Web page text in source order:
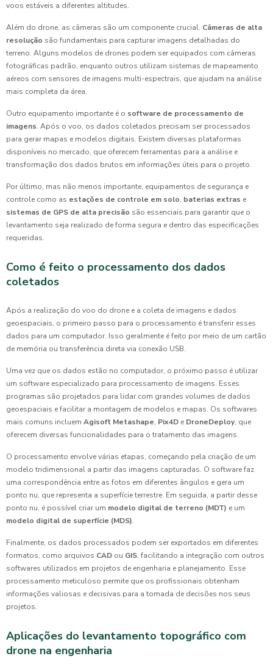
voos estáveis a diferentes altitudes.
Além do drone, as câmeras são um componente crucial. Câmeras de alta
resolução são fundamentais para capturar imagens detalhadas do
terreno. Alguns modelos de drones podem ser equipados com câmeras
fotográficas padrão, enquanto outros utilizam sistemas de mapeamento
aéreos com sensores de imagens multi-espectrais, que ajudam na análise
mais completa da área.
Outro equipamento importante é o software de processamento de
imagens. Após o voo, os dados coletados precisam ser processados
para gerar mapas e modelos digitais. Existem diversas plataformas
disponíveis no mercado, que oferecem ferramentas para a análise e
transformação dos dados brutos em informações úteis para o projeto.
Por último, mas não menos importante, equipamentos de segurança e
controle como as estações de controle em solo, baterias extras e
sistemas de GPS de alta precisão são essenciais para garantir que o
levantamento seja realizado de forma segura e dentro das especificações
requeridas.
Como é feito o processamento dos dados
coletados
Após a realização do voo do drone e a coleta de imagens e dados
geoespaciais, o primeiro passo para o processamento é transferir esses
dados para um computador. Isso geralmente é feito por meio de um cartão
de memória ou transferência direta via conexão USB.
Uma vez que os dados estão no computador, o próximo passo é utilizar
um software especializado para processamento de imagens. Esses
programas são projetados para lidar com grandes volumes de dados
geoespaciais e facilitar a montagem de modelos e mapas. Os softwares
mais comuns incluem Agisoft Metashape, Pix4D e DroneDeploy, que
oferecem diversas funcionalidades para o tratamento das imagens.
O processamento envolve várias etapas, começando pela criação de um
modelo tridimensional a partir das imagens capturadas. O software faz
uma correspondência entre as fotos em diferentes ângulos e gera um
ponto nu, que representa a superfície terrestre. Em seguida, a partir desse
ponto nu, é possível criar um modelo digital de terreno (MDT) e um
modelo digital de superfície (MDS).
Finalmente, os dados processados podem ser exportados em diferentes
formatos, como arquivos CAD ou GIS, facilitando a integração com outros
softwares utilizados em projetos de engenharia e planejamento. Esse
processamento meticuloso permite que os profissionais obtenham
informações valiosas e decisivas para a tomada de decisões nos seus
projetos.
Aplicações do levantamento topográfico com
drone na engenharia